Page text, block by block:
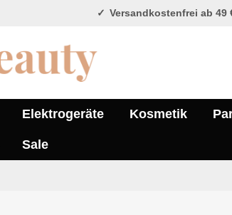
Versandkostenfrei ab 49
Elektrogeräte Kosmetik
Sale